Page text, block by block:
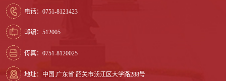
电话：0751-8121423
邮编：512005
传真：0751-8120025
地址：中国.广东省.韶关市浈江区大学路288号